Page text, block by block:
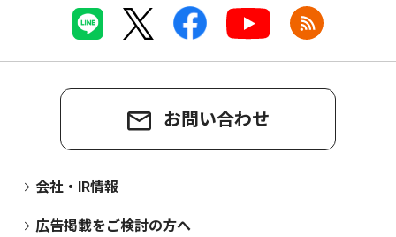
お問い合わせ
会社・IR情報
広告掲載をご検討の方へ